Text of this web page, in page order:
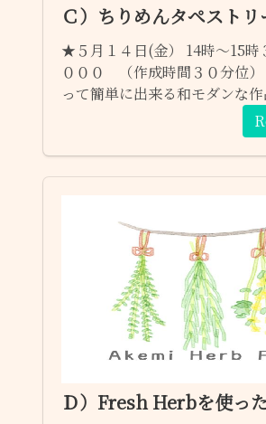
Ｃ）ちりめんタペストリ
★５月１４日(金） 14時～15時
０００ （作成時間３０分位
って簡単に出来る和モダンな
定員に空があれば何時でもご
す。 ご参加予約はお問い合わ
らも受け付けます。 １）参加
ショップ ２）日程 ３）お名
Ｄ）Fresh Herbを使っ